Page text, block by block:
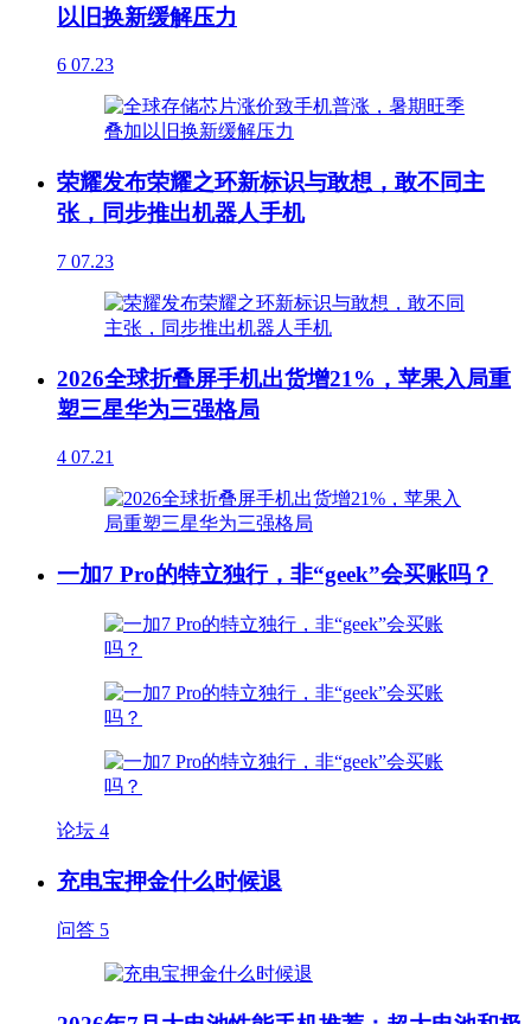
以旧换新缓解压力
6 07.23
荣耀发布荣耀之环新标识与敢想，敢不同主
张，同步推出机器人手机
7 07.23
2026全球折叠屏手机出货增21%，苹果入局重
塑三星华为三强格局
4 07.21
一加7 Pro的特立独行，非“geek”会买账吗？
论坛 4
充电宝押金什么时候退
问答 5